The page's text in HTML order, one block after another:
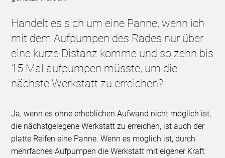
Handelt es sich um eine Panne, wenn ich
mit dem Aufpumpen des Rades nur über
eine kurze Distanz komme und so zehn bis
15 Mal aufpumpen müsste, um die
nächste Werkstatt zu erreichen?
Ja, wenn es ohne erheblichen Aufwand nicht möglich ist,
die nächstgelegene Werkstatt zu erreichen, ist auch der
platte Reifen eine Panne. Wenn es möglich ist, durch
mehrfaches Aufpumpen die Werkstatt mit eigener Kraft